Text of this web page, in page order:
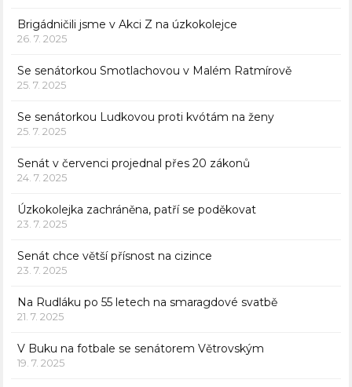
Brigádničili jsme v Akci Z na úzkokolejce
26. 7. 2025
Se senátorkou Smotlachovou v Malém Ratmírově
25. 7. 2025
Se senátorkou Ludkovou proti kvótám na ženy
25. 7. 2025
Senát v červenci projednal přes 20 zákonů
24. 7. 2025
Úzkokolejka zachráněna, patří se poděkovat
23. 7. 2025
Senát chce větší přísnost na cizince
23. 7. 2025
Na Rudláku po 55 letech na smaragdové svatbě
21. 7. 2025
V Buku na fotbale se senátorem Větrovským
19. 7. 2025